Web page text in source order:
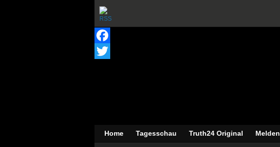
Facebook
Home Tagesschau Truth24 Original Melden